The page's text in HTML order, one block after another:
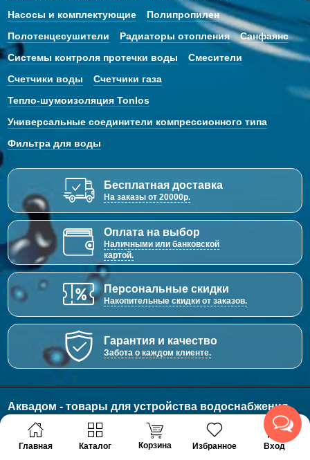
Главная Каталог Корзина Избранное Вход
Насосы и комплектующие
Полипропилен
Полотенцесушители
Радиаторы отопления
Санфаянс
Системы контроля протечки воды
Смесители
Счетчики воды
Счетчики газа
Тепло-шумоизоляция Tonlos
Универсальные соединители компрессионного типа
Фильтра для воды
Бесплатная доставка
На заказы от 20000р.
Оплата на выбор
Наличными или банковской
картой.
Персональные скидки
Накопительные скидки от заказов.
Гарантия и качество
Забота о каждом клиенте.
Аквадом - товары для устройства водоснабжения,
отопления и канализации.
© 2011 - 2026 Все права защищены